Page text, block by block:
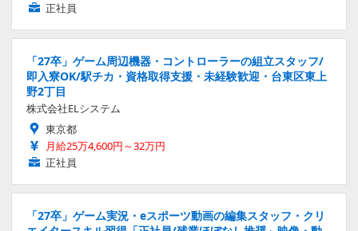
正社員
「27卒」ゲーム周辺機器・コントローラーの組立スタッフ/
即入寮OK/駅チカ・資格取得支援・未経験歓迎・台東区東上
野2丁目
株式会社ELシステム
東京都
月給25万4,600円～32万円
正社員
「27卒」ゲーム実況・eスポーツ動画の編集スタッフ・クリ